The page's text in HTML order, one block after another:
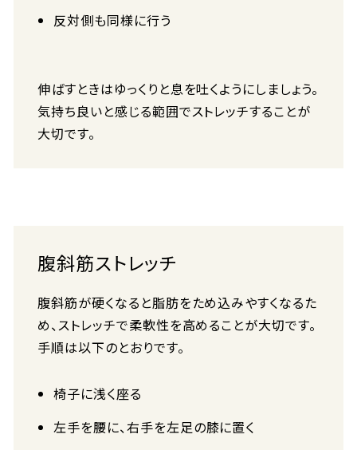
反対側も同様に行う
伸ばすときはゆっくりと息を吐くようにしましょう。
気持ち良いと感じる範囲でストレッチすることが
大切です。
腹斜筋ストレッチ
腹斜筋が硬くなると脂肪をため込みやすくなるた
め、ストレッチで柔軟性を高めることが大切です。
手順は以下のとおりです。
椅子に浅く座る
左手を腰に、右手を左足の膝に置く